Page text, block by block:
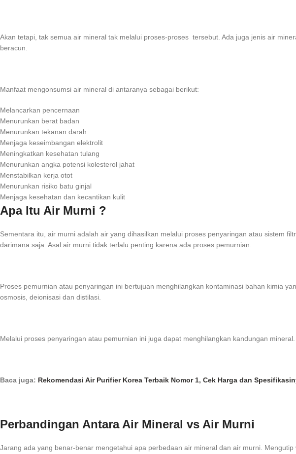
Akan tetapi, tak semua air mineral tak melalui proses-proses tersebut. Ada juga jenis air
beracun.
Manfaat mengonsumsi air mineral di antaranya sebagai berikut:
Melancarkan pencernaan
Menurunkan berat badan
Menurunkan tekanan darah
Menjaga keseimbangan elektrolit
Meningkatkan kesehatan tulang
Menurunkan angka potensi kolesterol jahat
Menstabilkan kerja otot
Menurunkan risiko batu ginjal
Menjaga kesehatan dan kecantikan kulit
Apa Itu Air Murni ?
Sementara itu, air murni adalah air yang dihasilkan melalui proses penyaringan atau sistem
darimana saja. Asal air murni tidak terlalu penting karena ada proses pemurnian.
Proses pemurnian atau penyaringan ini bertujuan menghilangkan kontaminasi bahan kimia
osmosis, deionisasi dan distilasi.
Melalui proses penyaringan atau pemurnian ini juga dapat menghilangkan kandungan
Baca juga: Rekomendasi Air Purifier Korea Terbaik Nomor 1, Cek Harga dan
Perbandingan Antara Air Mineral vs Air Murni
Jarang ada yang benar-benar mengetahui apa perbedaan air mineral dan air murni.